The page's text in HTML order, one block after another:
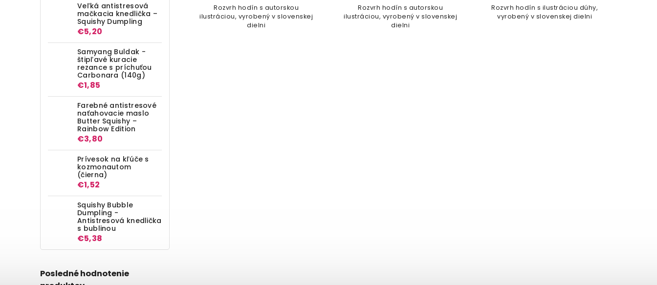
Veľká antistresová
mačkacia knedlička –
Squishy Dumpling
€5,20
Samyang Buldak -
štipľavé kuracie
rezance s príchuťou
Carbonara (140g)
€1,85
Farebné antistresové
naťahovacie maslo
Butter Squishy –
Rainbow Edition
€3,80
Prívesok na kľúče s
kozmonautom
(čierna)
€1,52
Squishy Bubble
Dumpling -
Antistresová knedlička
s bublinou
€5,38
Posledné hodnotenie
Rozvrh hodín s autorskou
ilustráciou, vyrobený v slovenskej
dielni
Rozvrh hodín s autorskou
ilustráciou, vyrobený v slovenskej
dielni
Rozvrh hodín s ilustráciou dúhy,
vyrobený v slovenskej dielni